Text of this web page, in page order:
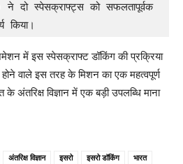
ने दो स्पेसक्राफ्ट्स को सफलतापूर्वक
किया।
में इस स्पेसक्राफ्ट डॉकिंग की प्रक्रिया
होने वाले इस तरह के मिशन का एक महत्वपूर्ण
अंतरिक्ष विज्ञान में एक बड़ी उपलब्धि माना
अंतरिक्ष विज्ञान इसरो इसरो डॉकिंग
भारत